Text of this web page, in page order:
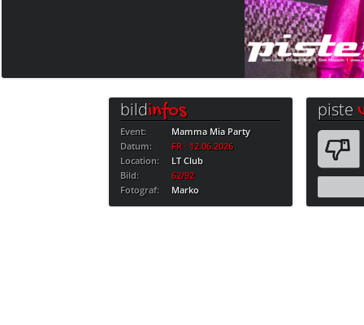
bildinfos
Event:
Mamma Mia Party
Datum:
FR · 12.06.2026
Location:
LT Club
Bild:
62/92
Fotograf:
Marko
piste